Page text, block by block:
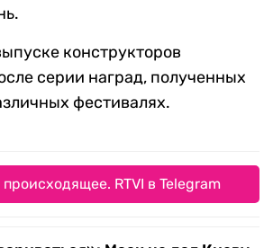
конструкторов
серии наград, полученных
фестивалях.
RTVI в Telegram